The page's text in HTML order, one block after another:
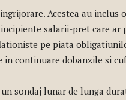
Acestea au inclus
salarii-pret care
pe piata
in continuare dobanzile si
sondaj lunar de lunga